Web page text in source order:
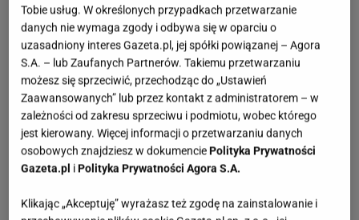
Tobie usług. W określonych przypadkach przetwarzanie
danych nie wymaga zgody i odbywa się w oparciu o
uzasadniony interes Gazeta.pl, jej spółki powiązanej – Agora
S.A. – lub Zaufanych Partnerów. Takiemu przetwarzaniu
możesz się sprzeciwić, przechodząc do „Ustawień
Zaawansowanych” lub przez kontakt z administratorem – w
zależności od zakresu sprzeciwu i podmiotu, wobec którego
jest kierowany. Więcej informacji o przetwarzaniu danych
osobowych znajdziesz w dokumenciePolityka Prywatności
Gazeta.pl iPolityka Prywatności Agora S.A.
Klikając „Akceptuję” wyrażasz też zgodę na zainstalowanie i